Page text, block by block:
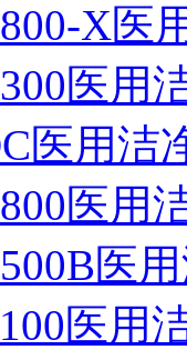
X医
医用
医用
医用
医
医用